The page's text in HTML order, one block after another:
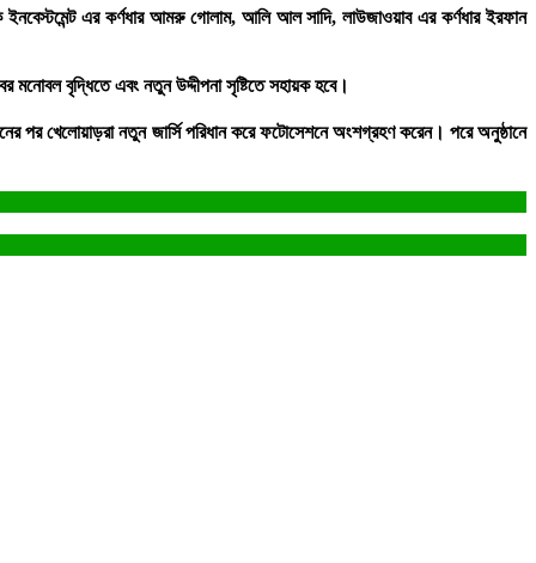
এর কর্ণধার আমরু গোলাম, আলি আল সাদি, লাউজাওয়াব এর কর্ণধার ইরফান
মনোবল বৃদ্ধিতে এবং নতুন উদ্দীপনা সৃষ্টিতে সহায়ক হবে।
পর খেলোয়াড়রা নতুন জার্সি পরিধান করে ফটোসেশনে অংশগ্রহণ করেন। পরে অনুষ্ঠানে